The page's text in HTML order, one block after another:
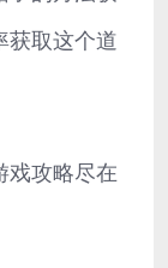
获取这个道
戏攻略尽在